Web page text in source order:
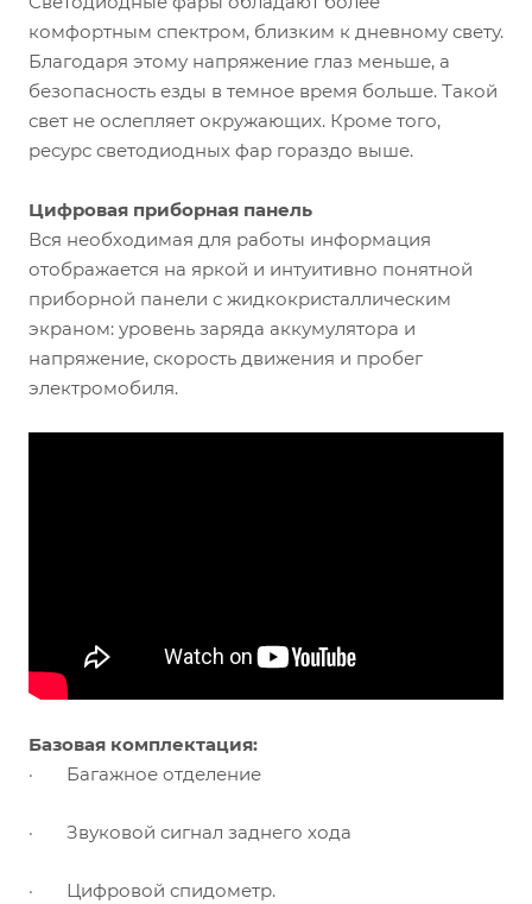
комфортным спектром, близким к дневному свету.
Благодаря этому напряжение глаз меньше, а
безопасность езды в темное время больше. Такой
свет не ослепляет окружающих. Кроме того,
ресурс светодиодных фар гораздо выше.
Цифровая приборная панель
Вся необходимая для работы информация
отображается на яркой и интуитивно понятной
приборной панели с жидкокристаллическим
экраном: уровень заряда аккумулятора и
напряжение, скорость движения и пробег
электромобиля.
Базовая комплектация:
· Багажное отделение
· Звуковой сигнал заднего хода
· Цифровой спидометр.